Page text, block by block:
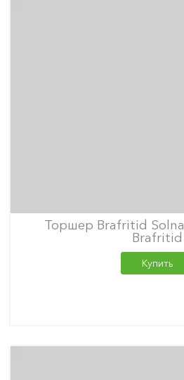
Торшер Brafritid
Brafritid
Купить